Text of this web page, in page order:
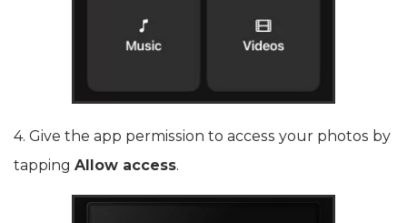
4. Give the app permission to access your photos by
tapping Allow access.